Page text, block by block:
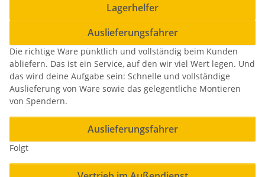
Lagerhelfer
Auslieferungsfahrer
Die richtige Ware pünktlich und vollständig beim Kunden
abliefern. Das ist ein Service, auf den wir viel Wert legen. Und
das wird deine Aufgabe sein: Schnelle und vollständige
Auslieferung von Ware sowie das gelegentliche Montieren
von Spendern.
Auslieferungsfahrer
Folgt